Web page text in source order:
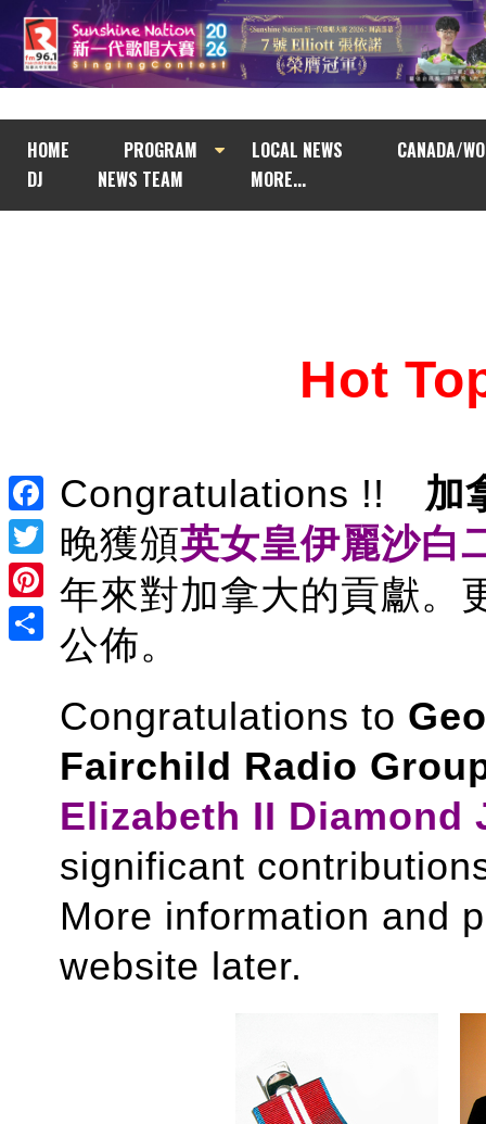
HOME PROGRAM LOCAL NEWS
CANADA/
DJ
NEWS TEAM MORE...
Facebook
Twitter
Pinterest
Hot
Congratulations !! 加
晚獲頒英女皇伊麗沙白
年來對加拿大的貢獻。
公佈。
Congratulations to
Fairchild Radio
Elizabeth II Diamond
significant
More information and
website later.